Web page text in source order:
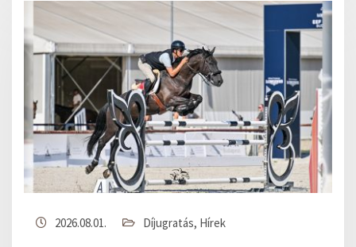
2026.08.01. Díjugratás, Hírek